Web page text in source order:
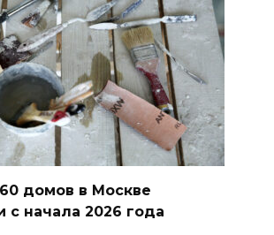
домов в Москве
с начала 2026 года